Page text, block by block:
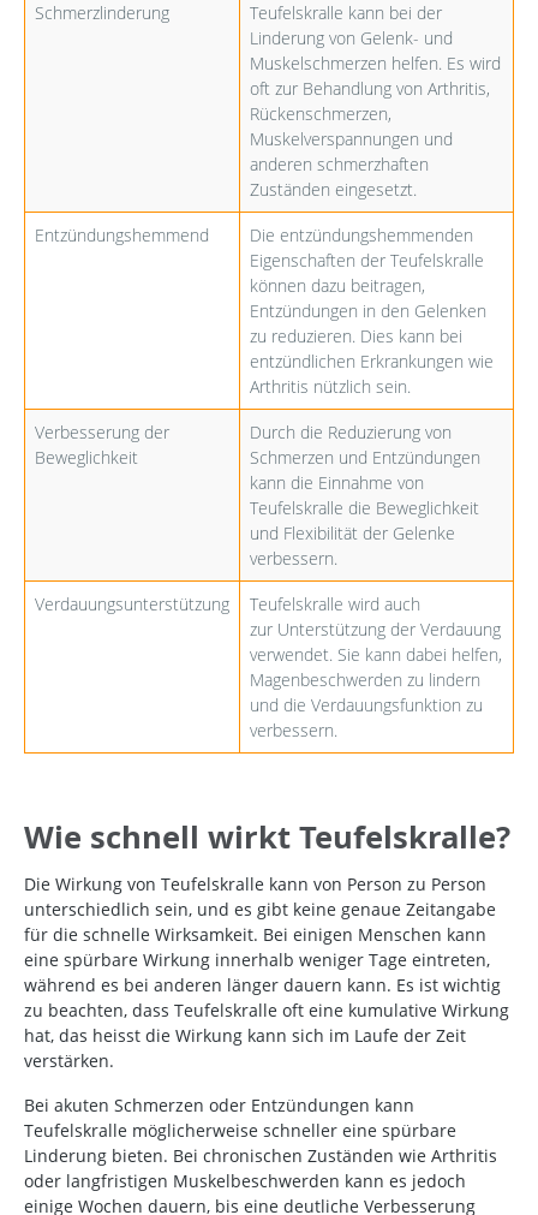
Schmerzlinderung
Teufelskralle kann bei der
Linderung von Gelenk- und
Muskelschmerzen helfen. Es wird
oft zur Behandlung von Arthritis,
Rückenschmerzen,
Muskelverspannungen und
anderen schmerzhaften
Zuständen eingesetzt.
Entzündungshemmend
Die entzündungshemmenden
Eigenschaften der Teufelskralle
können dazu beitragen,
Entzündungen in den Gelenken
zu reduzieren. Dies kann bei
entzündlichen Erkrankungen wie
Arthritis nützlich sein.
Verbesserung der
Beweglichkeit
Durch die Reduzierung von
Schmerzen und Entzündungen
kann die Einnahme von
Teufelskralle die Beweglichkeit
und Flexibilität der Gelenke
verbessern.
Verdauungsunterstützung
Teufelskralle wird auch
zur Unterstützung der Verdauung
verwendet. Sie kann dabei helfen,
Magenbeschwerden zu lindern
und die Verdauungsfunktion zu
verbessern.
Wie schnell wirkt Teufelskralle?
Die Wirkung von Teufelskralle kann von Person zu Person
unterschiedlich sein, und es gibt keine genaue Zeitangabe
für die schnelle Wirksamkeit. Bei einigen Menschen kann
eine spürbare Wirkung innerhalb weniger Tage eintreten,
während es bei anderen länger dauern kann. Es ist wichtig
zu beachten, dass Teufelskralle oft eine kumulative Wirkung
hat, das heisst die Wirkung kann sich im Laufe der Zeit
verstärken.
Bei akuten Schmerzen oder Entzündungen kann
Teufelskralle möglicherweise schneller eine spürbare
Linderung bieten. Bei chronischen Zuständen wie Arthritis
oder langfristigen Muskelbeschwerden kann es jedoch
einige Wochen dauern, bis eine deutliche Verbesserung